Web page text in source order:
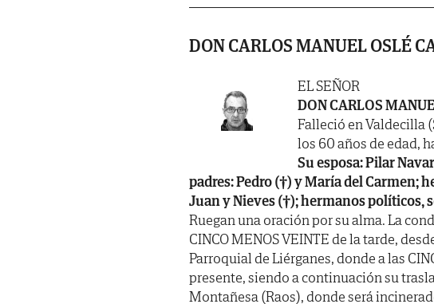
DON CARLOS MANUEL OSLÉ
EL SEÑOR
DON CARLOS
Falleció en Valdecilla
los 60 años de edad,
Su esposa: Pilar
padres: Pedro (†) y María del Carmen;
Juan y Nieves (†); hermanos políticos,
Ruegan una oración por su alma. La
CINCO MENOS VEINTE de la tarde,
Parroquial de Liérganes, donde a las
presente, siendo a continuación su
Montañesa (Raos), donde será